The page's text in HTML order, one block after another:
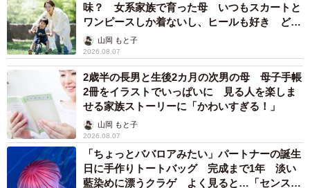
味？ 女系家族で育った母 いつもスカートと
ワンピースしか着ないし、ヒールも好き どの
へんが…
山岡 もと子
2026.08.07
2歳半の長男と生後2カ月の次男の母 母子手帳
2冊をイラストでいっぱいに 見る人を楽しま
せる家族ストーリーに「かわいすぎる！」
山岡 もと子
2026.08.07
「ちょっとババロアみたい」パートナーの誕生
日に手作りトートバッグ 完成まで1年 淡い
藍染めに漂うクラゲ よく見ると…「センスす